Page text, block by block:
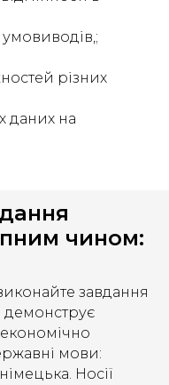
різних
даних на
чином:
завдання
демонструє
мови:
Носії